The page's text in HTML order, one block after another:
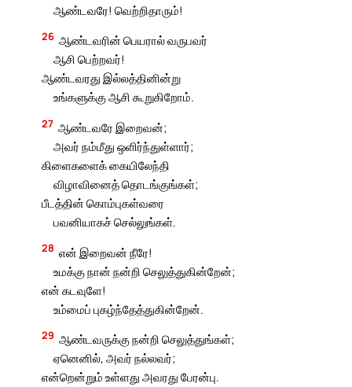
ஆண்டவரே! வெற்றிதாரும்!
26 ஆண்டவரின் பெயரால் வருபவர்
ஆசி பெற்றவர்!
ஆண்டவரது இல்லத்தினின்று
உங்களுக்கு ஆசி கூறுகிறோம்.
27 ஆண்டவரே இறைவன்;
அவர் நம்மீது ஒளிர்ந்துள்ளார்;
கிளைகளைக் கையிலேந்தி
விழாவினைத் தொடங்குங்கள்;
பீடத்தின் கொம்புகள்வரை
பவனியாகச் செல்லுங்கள்.
28 என் இறைவன் நீரே!
உமக்கு நான் நன்றி செலுத்துகின்றேன்;
என் கடவுளே!
உம்மைப் புகழ்ந்தேத்துகின்றேன்.
29 ஆண்டவருக்கு நன்றி செலுத்துங்கள்;
ஏனெனில், அவர் நல்லவர்;
என்றென்றும் உள்ளது அவரது பேரன்பு.